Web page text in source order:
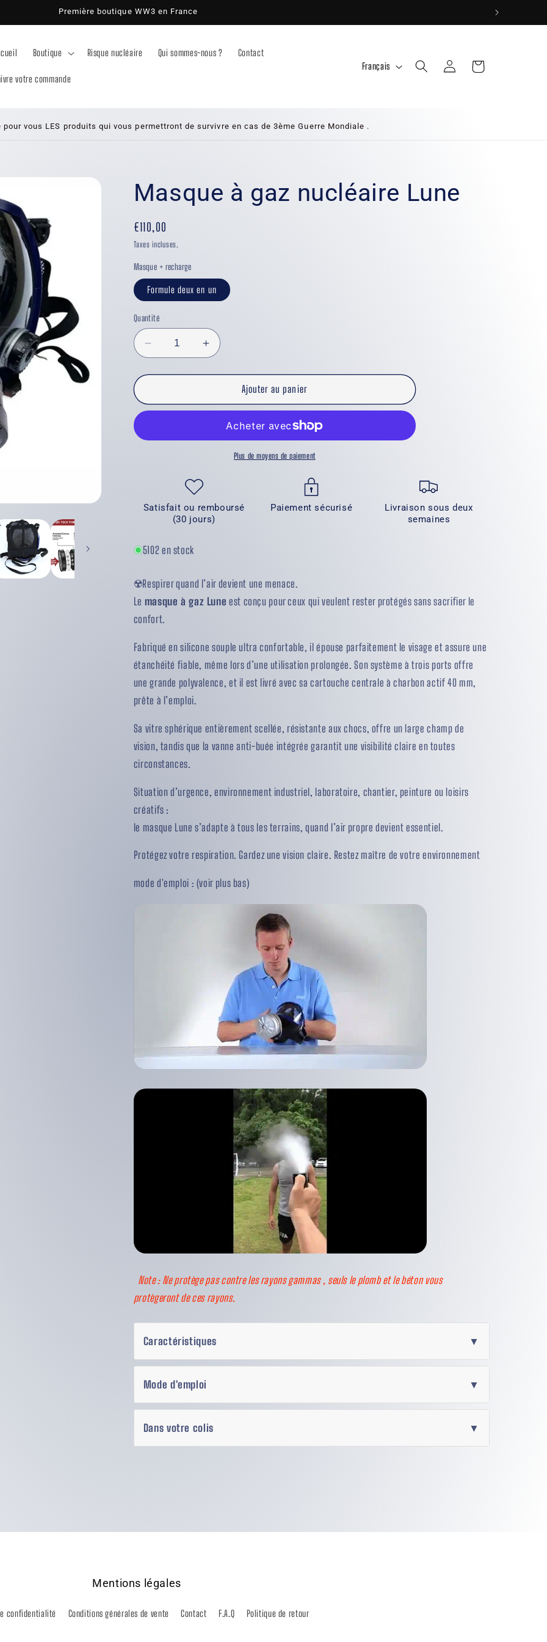
Première boutique WW3 en France
Boutique Risque nucléaire Qui sommes-nous ? Contact
votre commande
g
Français Connexion Panier
vous LES produits qui vous permettront de survivre en cas de 3ème Guerre Mondiale .
Masque à gaz nucléaire Lune
Prix
habituel
€110,00
Taxes incluses.
Masque + recharge
Formule deux en un
Quantité
Réduire
la
quantité
Masque
nucléaire
Augmenter
la
quantité
Masque
nucléaire
Ajouter au panier
Plus de moyens de paiement
Satisfait ou remboursé
(30 jours)
Paiement sécurisé
Livraison sous deux
semaines
5102 en stock
☢️Respirer quand l’air devient une menace.
Le masque à gaz Lune est conçu pour ceux qui veulent rester protégés sans sacrifier le
confort.
Fabriqué en silicone souple ultra confortable, il épouse parfaitement le visage et assure une
étanchéité fiable, même lors d’une utilisation prolongée. Son système à trois ports offre
une grande polyvalence, et il est livré avec sa cartouche centrale à charbon actif 40 mm,
prête à l’emploi.
Sa vitre sphérique entièrement scellée, résistante aux chocs, offre un large champ de
vision, tandis que la vanne anti-buée intégrée garantit une visibilité claire en toutes
circonstances.
Situation d’urgence, environnement industriel, laboratoire, chantier, peinture ou loisirs
créatifs :
le masque Lune s’adapte à tous les terrains, quand l’air propre devient essentiel.
Protégez votre respiration. Gardez une vision claire. Restez maître de votre environnement
mode d'emploi : (voir plus bas)
Note : Ne protège pas contre les rayons gammas , seuls le plomb et le béton vous
protègeront de ces rayons.
Caractéristiques ▼
Mode d'emploi ▼
Dans votre colis ▼
Mentions légales
confidentialité Conditions générales de vente Contact F.A.Q Politique de retour